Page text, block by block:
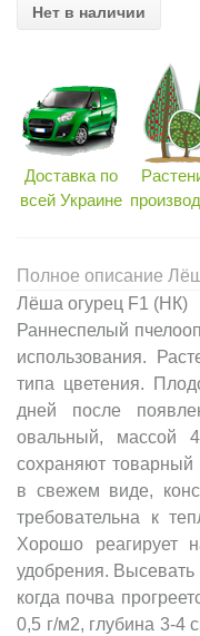
Нет в наличии
Доставка по
всей Украине
Полное описание
Лёша огурец F1 (НК)
Раннеспелый
использования.
типа цветения.
дней после
овальный, массой
сохраняют
в свежем виде,
требовательна к
Хорошо реагирует
удобрения. Высевать
когда почва
0,5 г/м2, глубина 3-4